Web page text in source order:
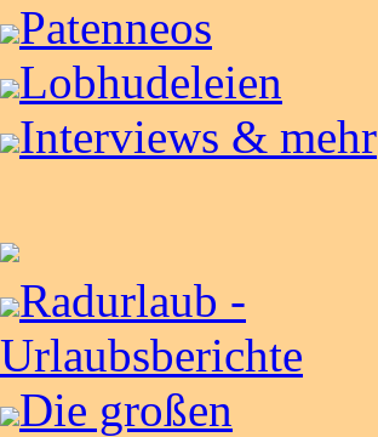
Patenneos
Lobhudeleien
Interviews & mehr
Radurlaub -
Urlaubsberichte
Die großen